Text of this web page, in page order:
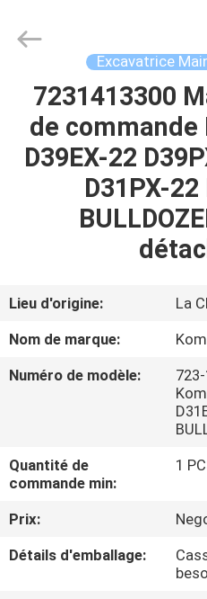
APERÇU
PRODUITS
VIDÉOS
SHOW
PROPOS
VISITE
Machinery
Reserved.
Excavatrice
7231413300
de commande
D39EX-22
D31PX-22
Lieu d'origine:
La
Nom de marque:
Numéro de modèle:
Quantité de
commande min:
1
Prix:
Détails d'emballage: